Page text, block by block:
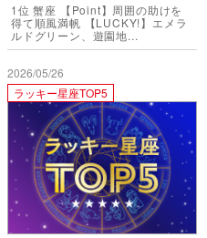
1位 蟹座 【Point】周囲の助けを
得て順風満帆 【LUCKY!】エメラ
ルドグリーン、遊園地...
2026/05/26
ラッキー星座TOP5